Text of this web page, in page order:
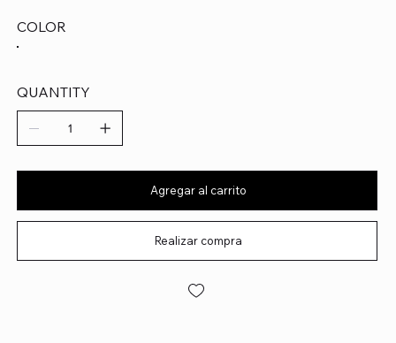
COLOR
QUANTITY
Agregar al carrito
Realizar compra